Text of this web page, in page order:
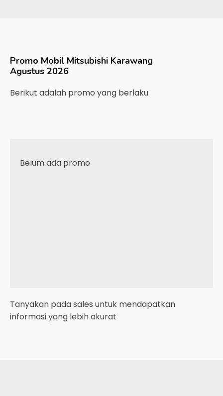
Promo Mobil Mitsubishi Karawang
Agustus 2026
Berikut adalah promo yang berlaku
Belum ada promo
Tanyakan pada sales untuk mendapatkan
informasi yang lebih akurat